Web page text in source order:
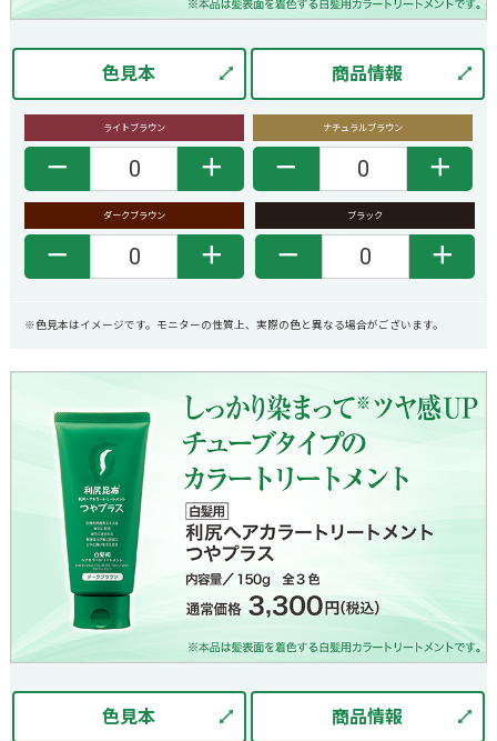
色見本 商品情報
ライトブラウン
－ ＋
ナチュラルブラウン
－ ＋
ダークブラウン
－ ＋
ブラック
－ ＋
※色見本はイメージです。モニターの性質上、実際の色と異なる場合がございます。
色見本 商品情報